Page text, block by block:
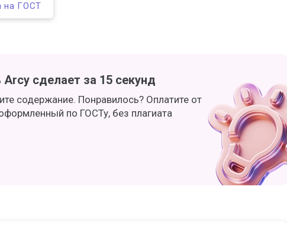
на ГОСТ
сделает за 15 секунд
содержание. Понравилось? Оплатите от
по ГОСТу, без плагиата